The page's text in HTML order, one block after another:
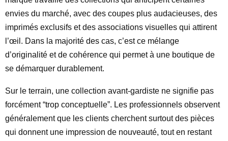
envies du marché, avec des coupes plus audacieuses, des
imprimés exclusifs et des associations visuelles qui attirent
l’œil. Dans la majorité des cas, c’est ce mélange
d’originalité et de cohérence qui permet à une boutique de
se démarquer durablement.
Sur le terrain, une collection avant-gardiste ne signifie pas
forcément “trop conceptuelle”. Les professionnels observent
généralement que les clients cherchent surtout des pièces
qui donnent une impression de nouveauté, tout en restant